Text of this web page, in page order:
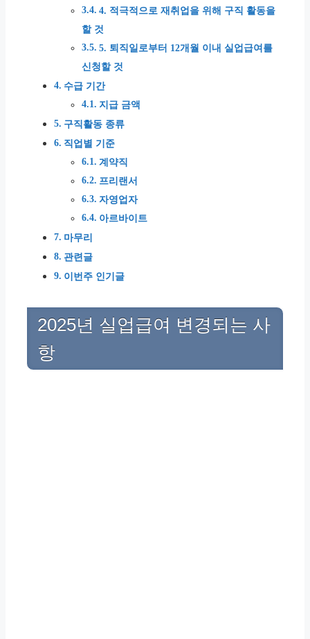
4. 적극적으로 재취업을 위해 구직 활동을
할 것
5. 퇴직일로부터 12개월 이내 실업급여를
신청할 것
수급 기간
지급 금액
구직활동 종류
직업별 기준
계약직
프리랜서
자영업자
아르바이트
마무리
관련글
이번주 인기글
2025년 실업급여 변경되는 사
항